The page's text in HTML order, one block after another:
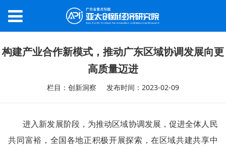
构建产业合作新模式，推动广东区域协调发展向更
高质量迈进
栏目：创新洞察 发布时间：2023-02-09
进入新发展阶段，为推动区域协调发展，促进全体人民
共同富裕，全国各地正积极开展探索，在区域共建共享中